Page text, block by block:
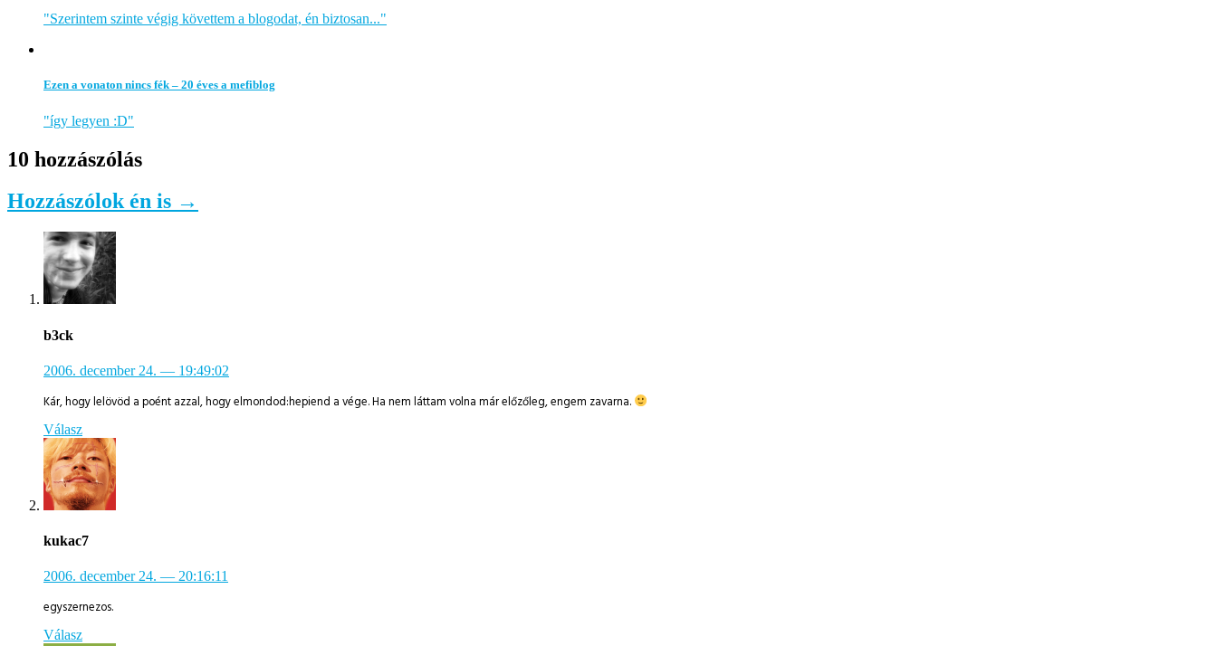
"Szerintem szinte végig követtem a blogodat, én biztosan..."
Ezen a vonaton nincs fék – 20 éves a mefiblog
"így legyen :D"
10 hozzászólás
Hozzászólok én is →
b3ck
2006. december 24. — 19:49:02
Kár, hogy lelövöd a poént azzal, hogy elmondod:hepiend a vége. Ha nem láttam volna már előzőleg, engem zavarna.
Válasz
kukac7
2006. december 24. — 20:16:11
egyszernezos.
Válasz